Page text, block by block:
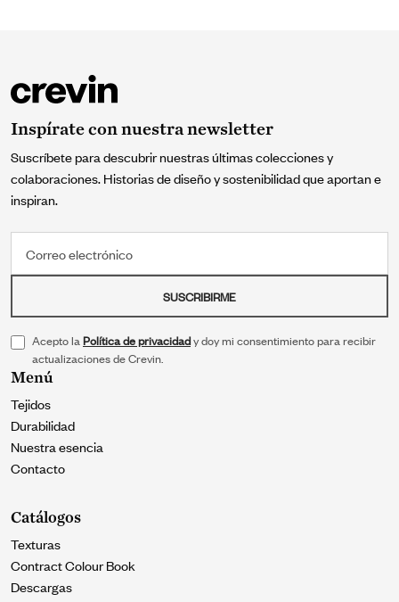
Inspírate con nuestra newsletter
Suscríbete para descubrir nuestras últimas colecciones y
colaboraciones. Historias de diseño y sostenibilidad que aportan e
inspiran.
SUSCRIBIRME
Acepto laPolítica de privacidady doy mi consentimiento para recibir
actualizaciones de Crevin.
Menú
Tejidos
Durabilidad
Nuestra esencia
Contacto
Catálogos
Texturas
Contract Colour Book
Descargas